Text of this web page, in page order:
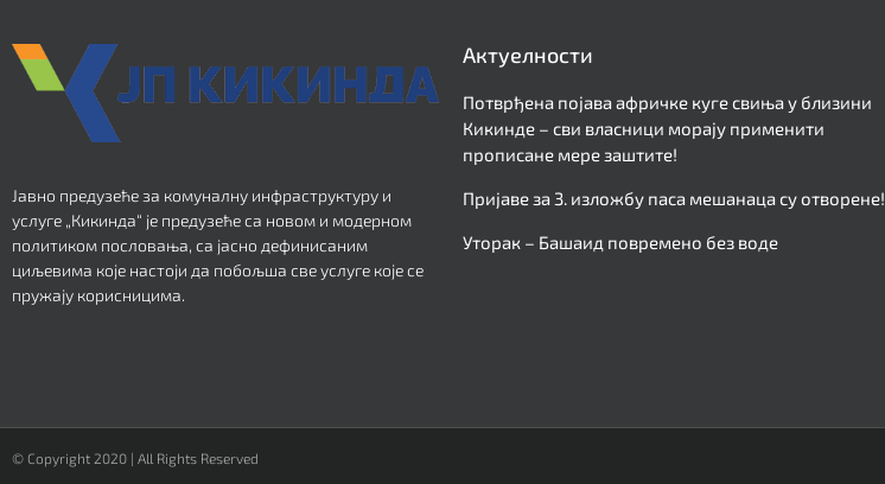
Јавно предузеће за комуналну инфраструктуру и
услуге „Кикинда“ је предузеће са новом и модерном
политиком пословања, са јасно дефинисаним
циљевима које настоји да побољша све услуге које се
пружају корисницима.
Актуелности
Потврђена појава афричке куге свиња у близини
Кикинде – сви власници морају применити
прописане мере заштите!
Пријаве за 3. изложбу паса мешанаца су отворене!
Уторак – Башаид повремено без воде
© Copyright 2020 | All Rights Reserved